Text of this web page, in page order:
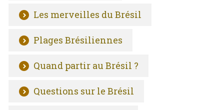
Les merveilles du Brésil
Plages Brésiliennes
Quand partir au Brésil ?
Questions sur le Brésil